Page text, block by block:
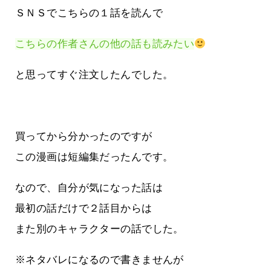
ＳＮＳでこちらの１話を読んで
こちらの作者さんの他の話も読みたい
と思ってすぐ注文したんでした。
買ってから分かったのですが
この漫画は短編集だったんです。
なので、自分が気になった話は
最初の話だけで２話目からは
また別のキャラクターの話でした。
※ネタバレになるので書きませんが